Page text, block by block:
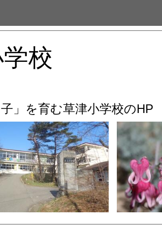
校
」を育む草津小学校のHP